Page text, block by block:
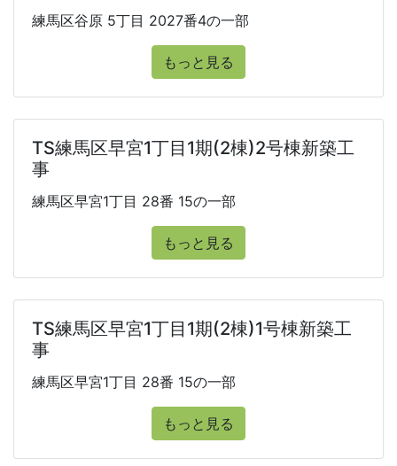
練馬区谷原 5丁目 2027番4の一部
もっと見る
TS練馬区早宮1丁目1期(2棟)2号棟新築工
事
練馬区早宮1丁目 28番 15の一部
もっと見る
TS練馬区早宮1丁目1期(2棟)1号棟新築工
事
練馬区早宮1丁目 28番 15の一部
もっと見る